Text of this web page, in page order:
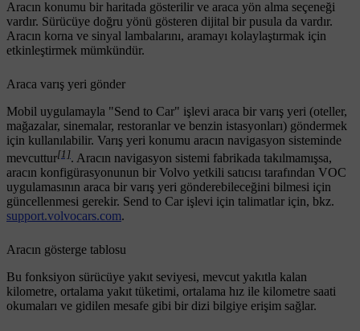
Aracın konumu bir haritada gösterilir ve araca yön alma seçeneği
vardır. Sürücüye doğru yönü gösteren dijital bir pusula da vardır.
Aracın korna ve sinyal lambalarını, aramayı kolaylaştırmak için
etkinleştirmek mümkündür.
Araca varış yeri gönder
Mobil uygulamayla "Send to Car" işlevi araca bir varış yeri (oteller,
mağazalar, sinemalar, restoranlar ve benzin istasyonları) göndermek
için kullanılabilir. Varış yeri konumu aracın navigasyon sisteminde
mevcuttur[1]. Aracın navigasyon sistemi fabrikada takılmamışsa,
aracın konfigürasyonunun bir Volvo yetkili satıcısı tarafından VOC
uygulamasının araca bir varış yeri gönderebileceğini bilmesi için
güncellenmesi gerekir. Send to Car işlevi için talimatlar için, bkz.
support.volvocars.com.
Aracın gösterge tablosu
Bu fonksiyon sürücüye yakıt seviyesi, mevcut yakıtla kalan
kilometre, ortalama yakıt tüketimi, ortalama hız ile kilometre saati
okumaları ve gidilen mesafe gibi bir dizi bilgiye erişim sağlar.